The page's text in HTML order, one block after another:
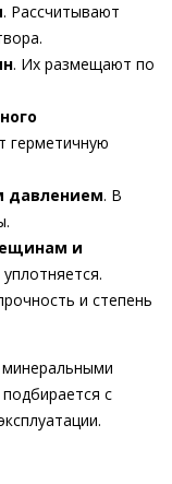
. Рассчитывают
. Их размещают по
герметичную
давлением. В
и
и степень
с